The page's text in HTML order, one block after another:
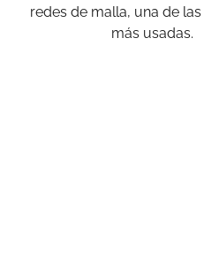
redes de malla, una de
más usadas.